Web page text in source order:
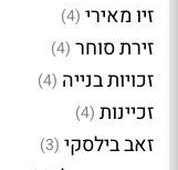
זיו מאירי (4)
זירת סוחר (4)
זכויות בנייה (4)
זכיינות (4)
זאב בילסקי (3)